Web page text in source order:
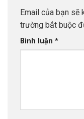
Email của bạn sẽ
trường bắt buộc
Bình luận *